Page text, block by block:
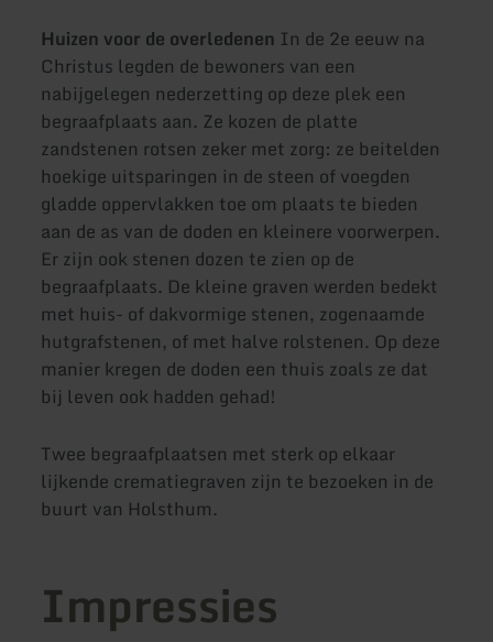
Huizen voor de overledenen In de 2e eeuw na
Christus legden de bewoners van een
nabijgelegen nederzetting op deze plek een
begraafplaats aan. Ze kozen de platte
zandstenen rotsen zeker met zorg: ze beitelden
hoekige uitsparingen in de steen of voegden
gladde oppervlakken toe om plaats te bieden
aan de as van de doden en kleinere voorwerpen.
Er zijn ook stenen dozen te zien op de
begraafplaats. De kleine graven werden bedekt
met huis- of dakvormige stenen, zogenaamde
hutgrafstenen, of met halve rolstenen. Op deze
manier kregen de doden een thuis zoals ze dat
bij leven ook hadden gehad!
Twee begraafplaatsen met sterk op elkaar
lijkende crematiegraven zijn te bezoeken in de
buurt van Holsthum.
Impressies